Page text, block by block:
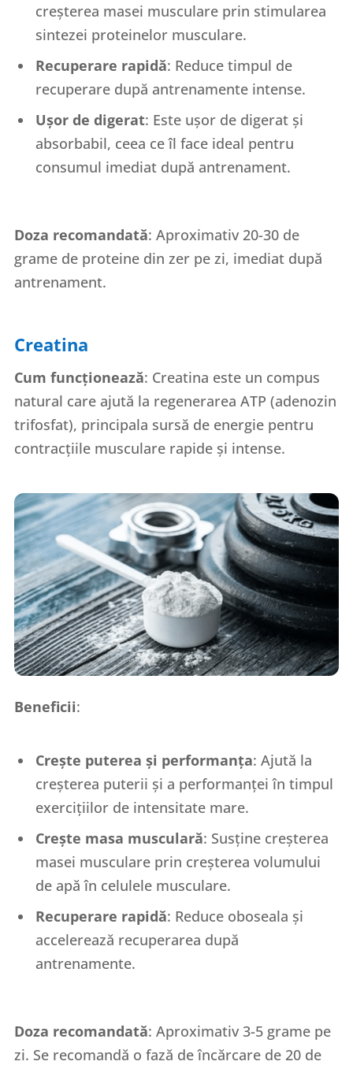
creșterea masei musculare prin stimularea
sintezei proteinelor musculare.
Recuperare rapidă: Reduce timpul de
recuperare după antrenamente intense.
Ușor de digerat: Este ușor de digerat și
absorbabil, ceea ce îl face ideal pentru
consumul imediat după antrenament.
Doza recomandată: Aproximativ 20-30 de
grame de proteine din zer pe zi, imediat după
antrenament.
Creatina
Cum funcționează: Creatina este un compus
natural care ajută la regenerarea ATP (adenozin
trifosfat), principala sursă de energie pentru
contracțiile musculare rapide și intense.
Beneficii:
Crește puterea și performanța: Ajută la
creșterea puterii și a performanței în timpul
exercițiilor de intensitate mare.
Crește masa musculară: Susține creșterea
masei musculare prin creșterea volumului
de apă în celulele musculare.
Recuperare rapidă: Reduce oboseala și
accelerează recuperarea după
antrenamente.
Doza recomandată: Aproximativ 3-5 grame pe
zi. Se recomandă o fază de încărcare de 20 de